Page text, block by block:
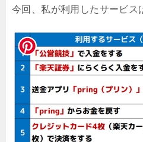
今回、私が利用したサービス